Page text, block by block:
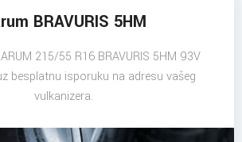
BRAVURIS 5HM
215/55 R16 BRAVURIS 5HM 93V
besplatnu isporuku na adresu vašeg
vulkanizera.